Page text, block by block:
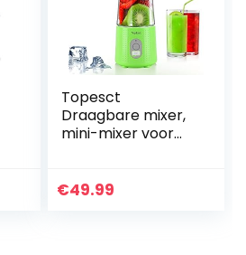
Topesct
Draagbare mixer,
mini-mixer voor
sapcentrifuge
€49.99